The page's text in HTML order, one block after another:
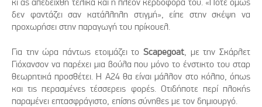
δεν φαντάζει σαν κατάλληλη στιγμή», είπε στην σκέψη να
προχωρήσει στην παραγωγή του πρίκουελ.
Για την ώρα πάντως ετοιμάζει το Scapegoat , με την Σκάρλετ
Γιόχανσον να παρέχει μια βούλα που μόνο το ένστικτο του σταρ
θεωρητικά προσθέτει. Η Α24 θα είναι μάλλον στο κόλπο, όπως
και τις περασμένες τέσσερεις φορές. Οτιδήποτε περί πλοκής
παραμένει επτασφράγιστο, επίσης σύνηθες με τον δημιουργό.